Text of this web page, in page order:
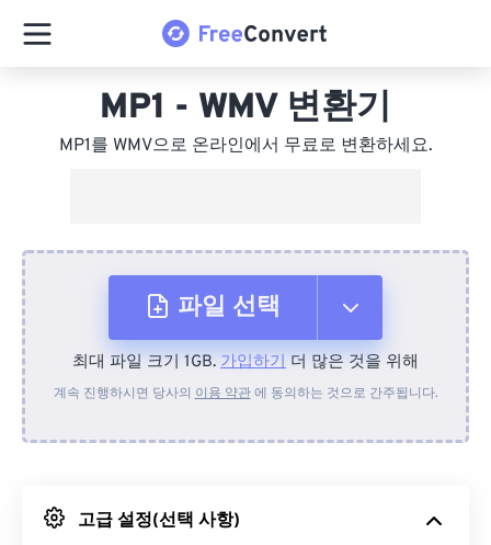
MP1 - WMV 변환기
MP1를 WMV으로 온라인에서 무료로 변환하세요.
파일 선택
장치에서
Google 드라이브에서
최대 파일 크기 1GB. 가입하기 더 많은 것을 위해
계속 진행하시면 당사의 이용 약관에 동의하는 것으로 간주됩니다.
고급 설정(선택 사항)